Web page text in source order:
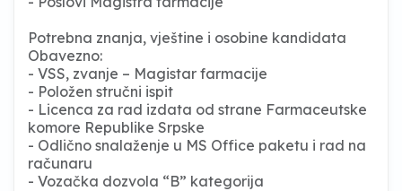
Potrebna znanja, vještine i osobine kandidata
Obavezno:
- VSS, zvanje – Magistar farmacije
- Položen stručni ispit
- Licenca za rad izdata od strane Farmaceutske
komore Republike Srpske
- Odlično snalaženje u MS Office paketu i rad na
računaru
- Vozačka dozvola “B” kategorija